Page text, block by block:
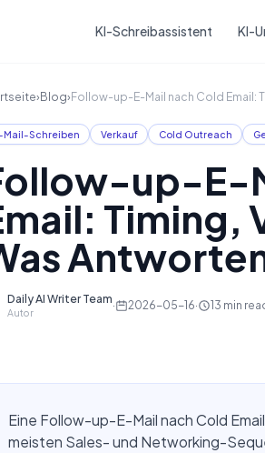
KI-Schreibassistent KI-
›Blog›Follow-up-E-Mail nach Cold Email:
Mail-Schreiben Verkauf Cold Outreach
up-E-
Timing,
Daily AI Writer Team
Autor
· 2026-05-16· 13 min
Eine Follow-up-E-Mail nach Cold
meisten Sales- und Networking-